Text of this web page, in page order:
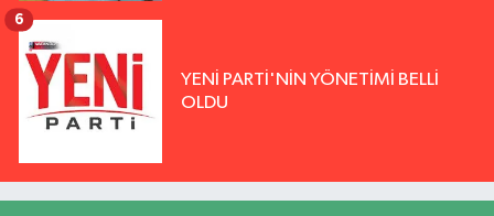
YENİ PARTİ'NİN YÖNETİMİ BELLİ
OLDU
6